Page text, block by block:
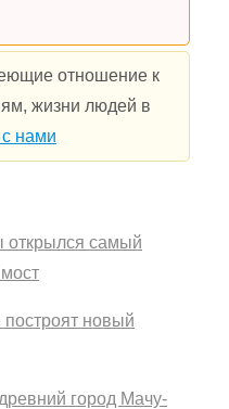
отношение к
жизни людей в
нами
открылся самый
новый
город Мачу-